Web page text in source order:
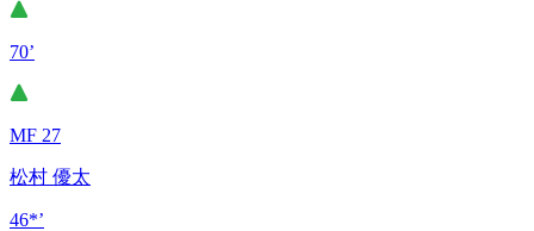
70’
MF 27
松村 優太
46*’